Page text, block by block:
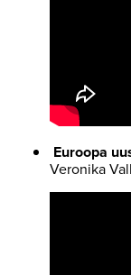
Euroopa
Veronika